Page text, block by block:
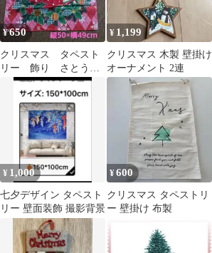
¥650
クリスマス タペスト
リー 飾り さとうひ
ろみ
¥ 1,199
クリスマス 木製 壁掛け
オーナメント 2連
¥ 1,000
七夕デザイン タペスト
リー 壁面装飾 撮影背景
¥600
クリスマス タペストリ
ー 壁掛け 布製